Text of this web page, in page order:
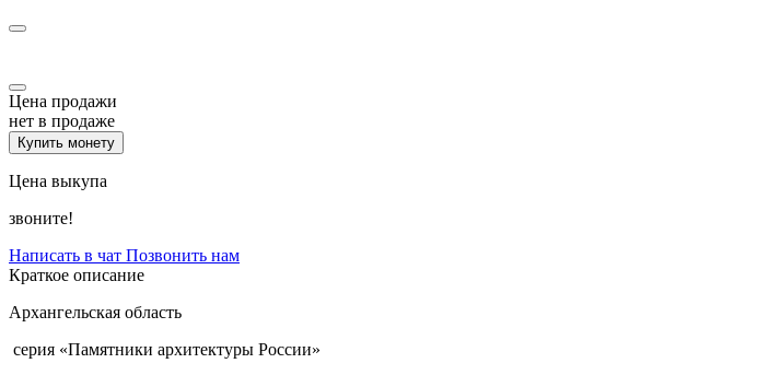
Цена продажи
нет в продаже
Купить монету
Цена выкупа
звоните!
Написать в чат Позвонить нам
Краткое описание
Архангельская область
серия «Памятники архитектуры России»